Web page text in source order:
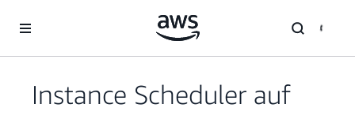
Überspringen zum Hauptinhalt
Instance Scheduler auf